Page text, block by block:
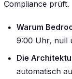
Compliance prüft.
Warum
9:00 Uhr, null
Die
automatisch